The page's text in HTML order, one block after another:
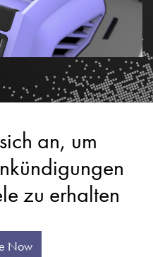
an, um
zu erhalten
Now